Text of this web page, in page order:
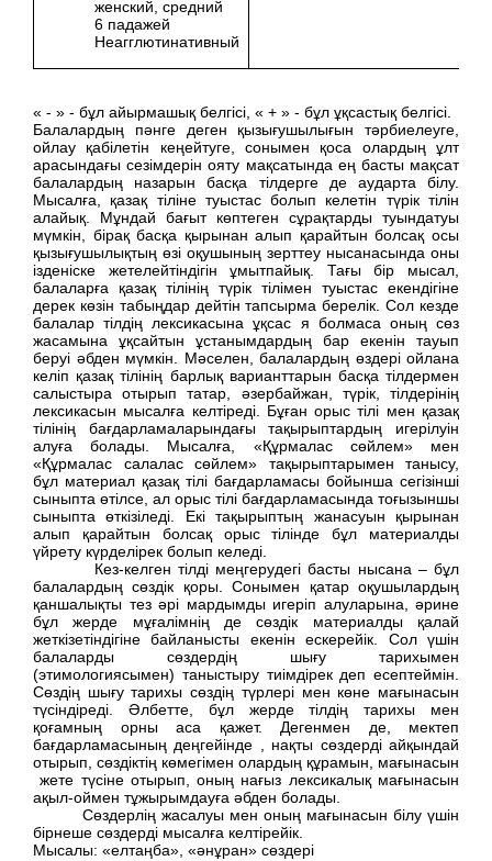
женский, средний
6 падажей
Неагглютинативный
« - » - бұл айырмашық белгісі, « + » - бұл ұқсастық белгісі.
Балалардың пәнге деген қызығушылығын тәрбиелеуге,
ойлау қабілетін кеңейтуге, сонымен қоса олардың ұлт
арасындағы сезімдерін ояту мақсатында ең басты мақсат
балалардың назарын басқа тілдерге де аударта білу.
Мысалға, қазақ тіліне туыстас болып келетін түрік тілін
алайық. Мұндай бағыт көптеген сұрақтарды туындатуы
мүмкін, бірақ басқа қырынан алып қарайтын болсақ осы
қызығушылықтың өзі оқушының зерттеу нысанасында оны
ізденіске жетелейтіндігін ұмытпайық. Тағы бір мысал,
балаларға қазақ тілінің түрік тілімен туыстас екендігіне
дерек көзін табыңдар дейтін тапсырма берелік. Сол кезде
балалар тілдің лексикасына ұқсас я болмаса оның сөз
жасамына ұқсайтын ұстанымдардың бар екенін тауып
беруі әбден мүмкін. Мәселен, балалардың өздері ойлана
келіп қазақ тілінің барлық варианттарын басқа тілдермен
салыстыра отырып татар, әзербайжан, түрік, тілдерінің
лексикасын мысалға келтіреді. Бұған орыс тілі мен қазақ
тілінің бағдарламаларындағы тақырыптардың игерілуін
алуға болады. Мысалға, «Құрмалас сөйлем» мен
«Құрмалас салалас сөйлем» тақырыптарымен танысу,
бұл материал қазақ тілі бағдарламасы бойынша сегізінші
сыныпта өтілсе, ал орыс тілі бағдарламасында тоғызыншы
сыныпта өткізіледі. Екі тақырыптың жанасуын қырынан
алып қарайтын болсақ орыс тілінде бұл материалды
үйрету күрделірек болып келеді.
Кез-келген тілді меңгерудегі басты нысана – бұл
балалардың сөздік қоры. Сонымен қатар оқушылардың
қаншалықты тез әрі мардымды игеріп алуларына, әрине
бұл жерде мұғалімнің де сөздік материалды қалай
жеткізетіндігіне байланысты екенін ескерейік. Сол үшін
балаларды сөздердің шығу тарихымен
(этимологиясымен) таныстыру тиімдірек деп есептеймін.
Сөздің шығу тарихы сөздің түрлері мен көне мағынасын
түсіндіреді. Әлбетте, бұл жерде тілдің тарихы мен
қоғамның орны аса қажет. Дегенмен де, мектеп
бағдарламасының деңгейінде , нақты сөздерді айқындай
отырып, сөздіктің көмегімен олардың құрамын, мағынасын
жете түсіне отырып, оның нағыз лексикалық мағынасын
ақыл-оймен тұжырымдауға әбден болады.
Сөздерлің жасалуы мен оның мағынасын білу үшін
бірнеше сөздерді мысалға келтірейік.
Мысалы: «елтаңба», «әнұран» сөздері